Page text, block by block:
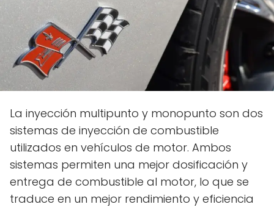
La inyección multipunto y monopunto son dos
sistemas de inyección de combustible
utilizados en vehículos de motor. Ambos
sistemas permiten una mejor dosificación y
entrega de combustible al motor, lo que se
traduce en un mejor rendimiento y eficiencia